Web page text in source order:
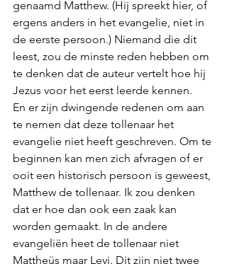
genaamd Matthew. (Hij spreekt hier, of
ergens anders in het evangelie, niet in
de eerste persoon.) Niemand die dit
leest, zou de minste reden hebben om
te denken dat de auteur vertelt hoe hij
Jezus voor het eerst leerde kennen.
En er zijn dwingende redenen om aan
te nemen dat deze tollenaar het
evangelie niet heeft geschreven. Om te
beginnen kan men zich afvragen of er
ooit een historisch persoon is geweest,
Matthew de tollenaar. Ik zou denken
dat er hoe dan ook een zaak kan
worden gemaakt. In de andere
evangeliën heet de tollenaar niet
Mattheüs maar Levi. Dit zijn niet twee